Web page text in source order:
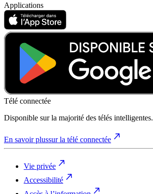
Applications
Télé connectée
Disponible sur la majorité des télés intelligentes.
En savoir plussur la télé connectée
Vie privée
Accessibilité